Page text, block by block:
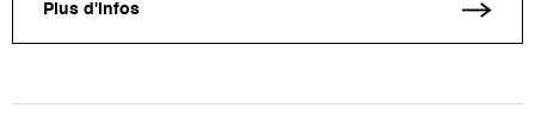
Plus d'infos